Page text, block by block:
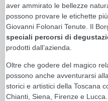
aver ammirato le bellezze
possono provare le etichette
Giovanni Folonari Tenute. Il
speciali percorsi di
prodotti dall’azienda.
Oltre che godere del magico
possono anche avventurarsi
storici e artistici della Toscana
Chianti, Siena, Firenze e Lucca.